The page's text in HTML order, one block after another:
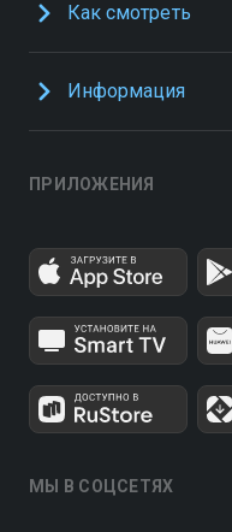
Как смотреть
Информация
ПРИЛОЖЕНИЯ
МЫ В СОЦСЕТЯХ